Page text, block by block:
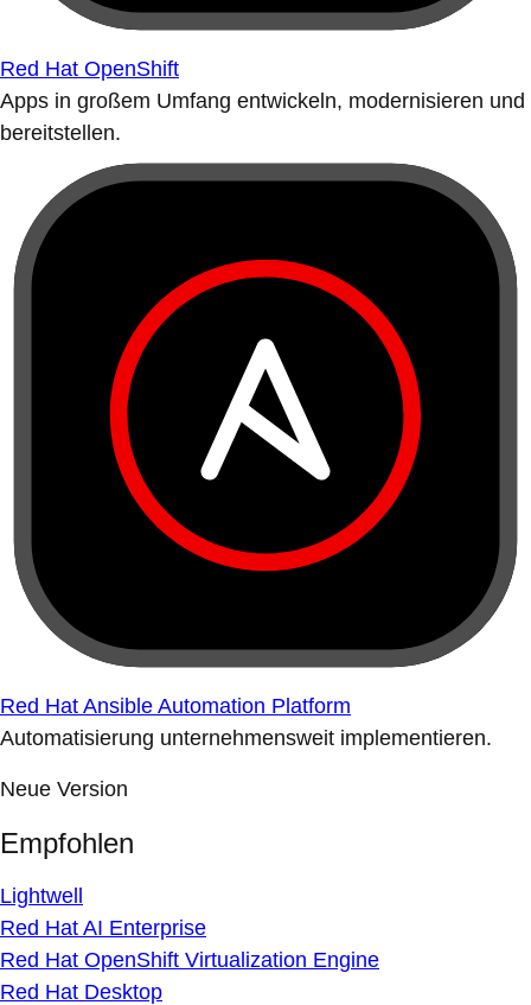
Red Hat OpenShift
Apps in großem Umfang entwickeln, modernisieren und
bereitstellen.
Red Hat Ansible Automation Platform
Automatisierung unternehmensweit implementieren.
Neue Version
Empfohlen
Lightwell
Red Hat AI Enterprise
Red Hat OpenShift Virtualization Engine
Red Hat Desktop